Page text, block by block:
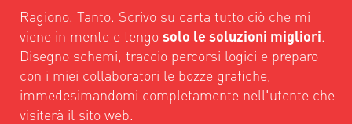
Ragiono. Tanto. Scrivo su carta tutto ciò che mi
viene in mente e tengo solo le soluzioni migliori.
Disegno schemi, traccio percorsi logici e preparo
con i miei collaboratori le bozze grafiche,
immedesimandomi completamente nell'utente che
visiterà il sito web.